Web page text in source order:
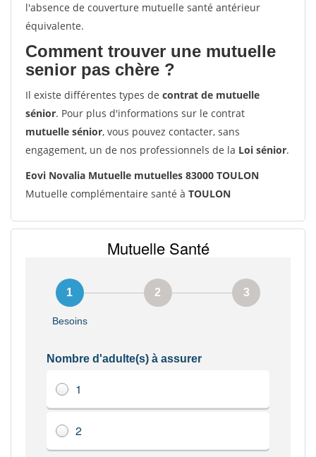
l'absence de couverture mutuelle santé antérieur
équivalente.
Comment trouver une mutuelle
senior pas chère ?
Il existe différentes types de contrat de mutuelle
sénior. Pour plus d'informations sur le contrat
mutuelle sénior, vous pouvez contacter, sans
engagement, un de nos professionnels de la Loi sénior.
Eovi Novalia Mutuelle mutuelles 83000 TOULON
Mutuelle complémentaire santé à TOULON